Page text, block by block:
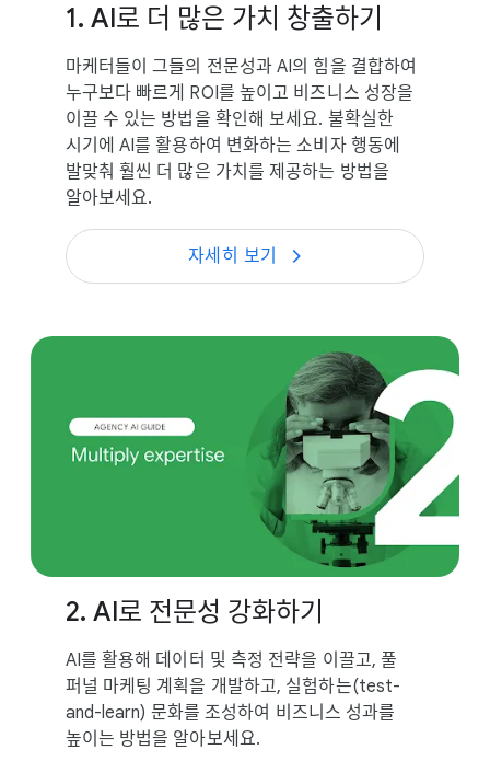
1. AI로 더 많은 가치 창출하기
마케터들이 그들의 전문성과 AI의 힘을 결합하여
누구보다 빠르게 ROI를 높이고 비즈니스 성장을
이끌 수 있는 방법을 확인해 보세요. 불확실한
시기에 AI를 활용하여 변화하는 소비자 행동에
발맞춰 훨씬 더 많은 가치를 제공하는 방법을
알아보세요.
자세히 보기
2. AI로 전문성 강화하기
AI를 활용해 데이터 및 측정 전략을 이끌고, 풀
퍼널 마케팅 계획을 개발하고, 실험하는(test-
and-learn) 문화를 조성하여 비즈니스 성과를
높이는 방법을 알아보세요.